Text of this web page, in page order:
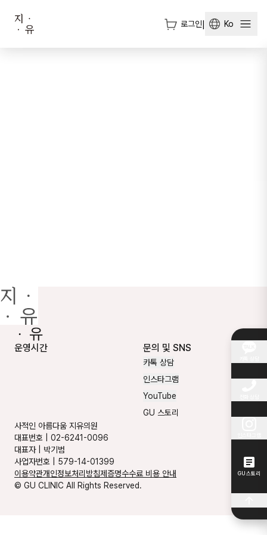
로그인 Ko
GU 스토리
운영시간 문의 및 SNS
카톡 상담
인스타그램
YouTube
GU 스토리
사적인 아름다움 지유의원
대표번호
02-6241-0096
대표자|
박기범
사업자번호
579-14-01399
이용약관개인정보처리방침제증명수수료 비용 안내
© GU CLINIC All Rights Reserved.